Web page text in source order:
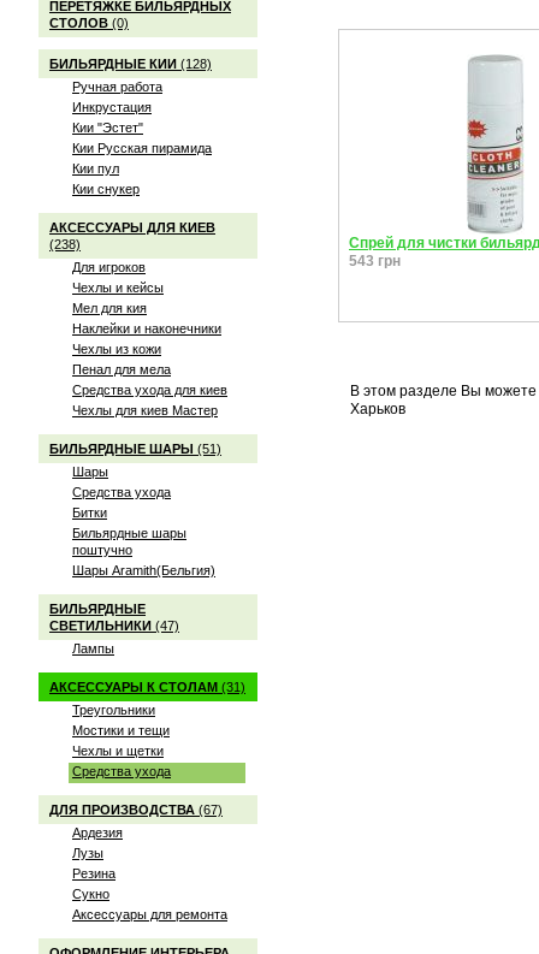
ПЕРЕТЯЖКЕ БИЛЬЯРДНЫХ
СТОЛОВ (0)
БИЛЬЯРДНЫЕ КИИ (128)
Ручная работа
Инкрустация
Кии "Эстет"
Кии Русская пирамида
Кии пул
Кии снукер
АКСЕССУАРЫ ДЛЯ КИЕВ
(238)
Для игроков
Чехлы и кейсы
Мел для кия
Наклейки и наконечники
Чехлы из кожи
Пенал для мела
Средства ухода для киев
Чехлы для киев Мастер
БИЛЬЯРДНЫЕ ШАРЫ (51)
Шары
Средства ухода
Битки
Бильярдные шары
поштучно
Шары Aramith(Бельгия)
БИЛЬЯРДНЫЕ
СВЕТИЛЬНИКИ (47)
Лампы
АКСЕССУАРЫ К СТОЛАМ (31)
Треугольники
Мостики и тещи
Чехлы и щетки
Средства ухода
ДЛЯ ПРОИЗВОДСТВА (67)
Ардезия
Лузы
Резина
Сукно
Аксессуары для ремонта
Спрей для чистки
543 грн
В этом разделе Вы можете
Харьков